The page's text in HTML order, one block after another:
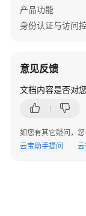
如
何
API
API
共
参
产品功能
身份认证与访问
意见反馈
文档内容是否对
如您有其它疑问，
云宝助手提问
云